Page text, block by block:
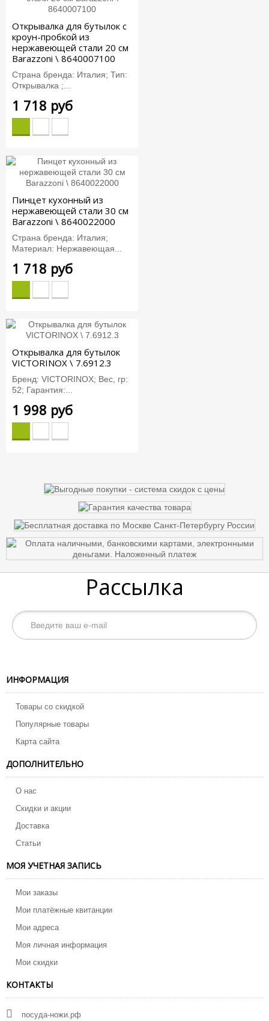
Открывалка для бутылок с
кроун-пробкой из
нержавеющей стали 20 см
Barazzoni \ 8640007100
Страна бренда: Италия; Тип:
Открывалка ;...
1 718 руб
Пинцет кухонный из
нержавеющей стали 30 см
Barazzoni \ 8640022000
Страна бренда: Италия;
Материал: Нержавеющая...
1 718 руб
Открывалка для бутылок
VICTORINOX \ 7.6912.3
Бренд: VICTORINOX; Вес, гр:
52; Гарантия:...
1 998 руб
Рассылка
ИНФОРМАЦИЯ
Товары со скидкой
Популярные товары
Карта сайта
ДОПОЛНИТЕЛЬНО
О нас
Скидки и акции
Доставка
Статьи
МОЯ УЧЕТНАЯ ЗАПИСЬ
Мои заказы
Мои платёжные квитанции
Мои адреса
Моя личная информация
Мои скидки
КОНТАКТЫ
посуда-ножи.рф